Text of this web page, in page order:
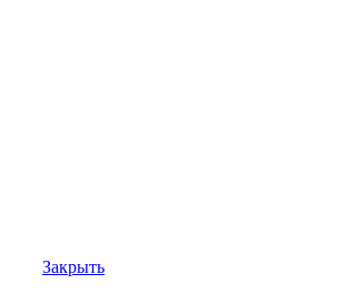
Закрыть